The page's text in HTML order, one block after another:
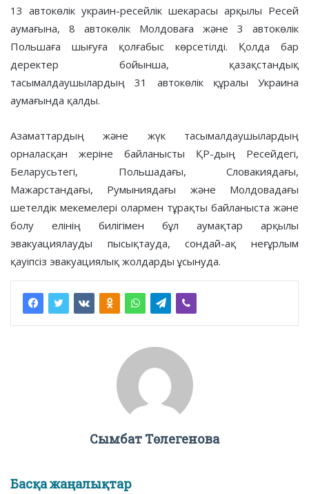
13 автокөлік украин-ресейлік шекарасы арқылы Ресей
аумағына, 8 автокөлік Молдоваға және 3 автокөлік
Польшаға шығуға қолғабыс көрсетілді. Қолда бар
деректер бойынша, қазақстандық
тасымалдаушылардың 31 автокөлік құралы Украина
аумағында қалды.
Азаматтардың және жүк тасымалдаушылардың
орналасқан жеріне байланысты ҚР-дың Ресейдегі,
Беларусьтегі, Польшадағы, Словакиядағы,
Мажарстандағы, Румыниядағы және Молдовадағы
шетелдік мекемелері олармен тұрақты байланыста және
болу елінің билігімен бұл аумақтар арқылы
эвакуациялауды пысықтауда, сондай-ақ неғұрлым
қауіпсіз эвакуациялық жолдарды ұсынуда.
Сымбат Төлегенова
Басқа жаңалықтар